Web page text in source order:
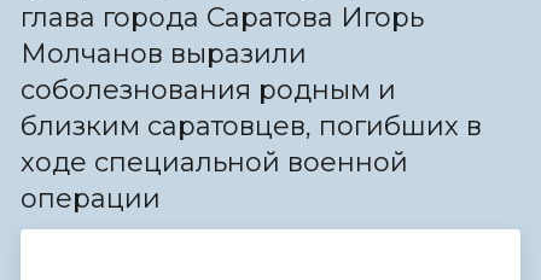
глава города Саратова Игорь
Молчанов выразили
соболезнования родным и
близким саратовцев, погибших в
ходе специальной военной
операции